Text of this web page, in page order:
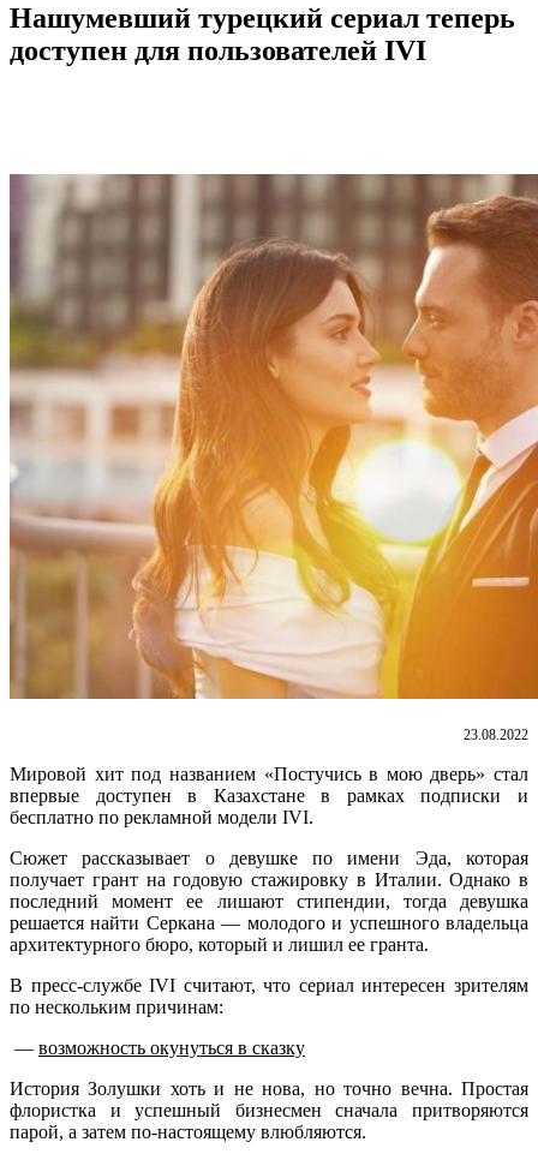
Нашумевший турецкий сериал теперь
доступен для пользователей IVI
23.08.2022
Мировой хит под названием «Постучись в мою дверь» стал
впервые доступен в Казахстане в рамках подписки и
бесплатно по рекламной модели IVI.
Сюжет рассказывает о девушке по имени Эда, которая
получает грант на годовую стажировку в Италии. Однако в
последний момент ее лишают стипендии, тогда девушка
решается найти Серкана — молодого и успешного владельца
архитектурного бюро, который и лишил ее гранта.
В пресс-службе IVI считают, что сериал интересен зрителям
по нескольким причинам:
— возможность окунуться в сказку
История Золушки хоть и не нова, но точно вечна. Простая
флористка и успешный бизнесмен сначала притворяются
парой, а затем по-настоящему влюбляются.